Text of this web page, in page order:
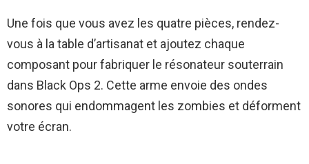
Une fois que vous avez les quatre pièces, rendez-
vous à la table d’artisanat et ajoutez chaque
composant pour fabriquer le résonateur souterrain
dans Black Ops 2. Cette arme envoie des ondes
sonores qui endommagent les zombies et déforment
votre écran.